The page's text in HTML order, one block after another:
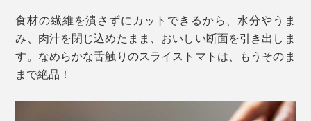
食材の繊維を潰さずにカットできるから、水分やうま
み、肉汁を閉じ込めたまま、おいしい断面を引き出しま
す。なめらかな舌触りのスライストマトは、もうそのま
まで絶品！